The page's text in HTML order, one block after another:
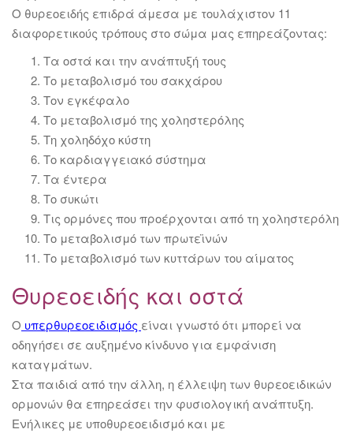
Ο θυρεοειδής επιδρά άμεσα με τουλάχιστον 11
διαφορετικούς τρόπους στο σώμα μας επηρεάζοντας:
Τα οστά και την ανάπτυξή τους
Το μεταβολισμό του σακχάρου
Τον εγκέφαλο
Το μεταβολισμό της χοληστερόλης
Τη χοληδόχο κύστη
Το καρδιαγγειακό σύστημα
Τα έντερα
Το συκώτι
Τις ορμόνες που προέρχονται από τη χοληστερόλη
Το μεταβολισμό των πρωτεϊνών
Το μεταβολισμό των κυττάρων του αίματος
Θυρεοειδής και οστά
Ο υπερθυρεοειδισμός είναι γνωστό ότι μπορεί να
οδηγήσει σε αυξημένο κίνδυνο για εμφάνιση
καταγμάτων.
Στα παιδιά από την άλλη, η έλλειψη των θυρεοειδικών
ορμονών θα επηρεάσει την φυσιολογική ανάπτυξη.
Ενήλικες με υποθυρεοειδισμό και με